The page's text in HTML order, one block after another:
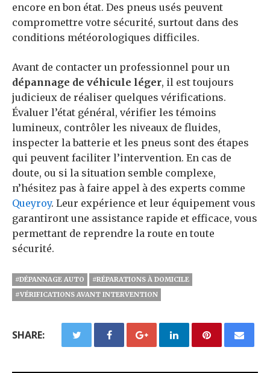
encore en bon état. Des pneus usés peuvent
compromettre votre sécurité, surtout dans des
conditions météorologiques difficiles.
Avant de contacter un professionnel pour un
dépannage de véhicule léger, il est toujours
judicieux de réaliser quelques vérifications.
Évaluer l’état général, vérifier les témoins
lumineux, contrôler les niveaux de fluides,
inspecter la batterie et les pneus sont des étapes
qui peuvent faciliter l’intervention. En cas de
doute, ou si la situation semble complexe,
n’hésitez pas à faire appel à des experts comme
Queyroy. Leur expérience et leur équipement vous
garantiront une assistance rapide et efficace, vous
permettant de reprendre la route en toute
sécurité.
#DÉPANNAGE AUTO
#RÉPARATIONS À DOMICILE
#VÉRIFICATIONS AVANT INTERVENTION
SHARE: